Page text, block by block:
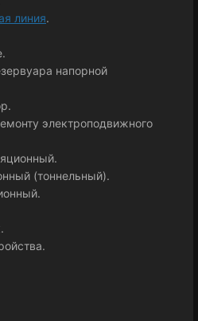
линия.
напорной
электроподвижного
(тоннельный).